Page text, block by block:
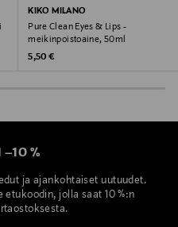
KIKO MILANO
Pure Clean Eyes & Lips -
meikinpoistoaine, 50ml
Original Price
5,50 €
–10 %
ja ajankohtaiset uutuudet.
jolla saat 10 %:n